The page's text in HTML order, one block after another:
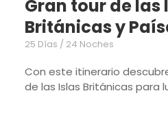
las Islas
Países Bajos 2027
descubre la historia y leyendas
para luego ...